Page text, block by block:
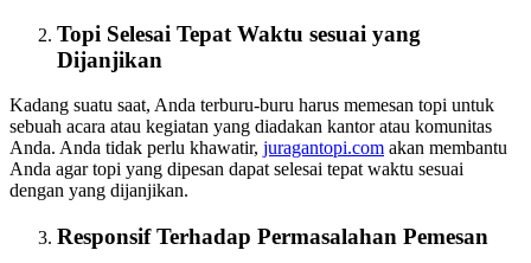
Topi Selesai Tepat Waktu sesuai yang
Dijanjikan
Kadang suatu saat, Anda terburu-buru harus memesan topi untuk
sebuah acara atau kegiatan yang diadakan kantor atau komunitas
Anda. Anda tidak perlu khawatir, juragantopi.com akan membantu
Anda agar topi yang dipesan dapat selesai tepat waktu sesuai
dengan yang dijanjikan.
Responsif Terhadap Permasalahan Pemesan